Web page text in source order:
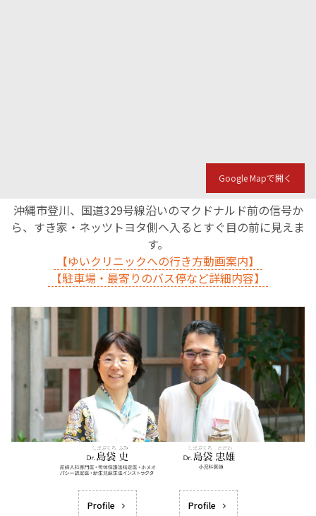
Google Mapで開く
沖縄市登川、国道329号線沿いのマクドナルド前の信号か
ら、すき家・ネッツトヨタ側へ入るとすぐ目の前に見えま
す。
【ゆいクリニックへの行き方動画案内】
【駐車場・最寄りのバス停など詳細内容】
Profile Profile